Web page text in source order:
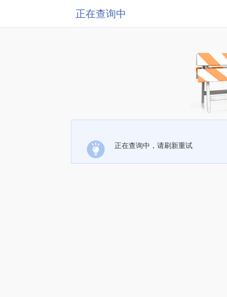
正在查询中
正在查询中，请刷新重试